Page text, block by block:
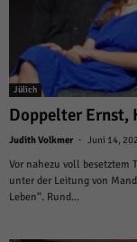
Jülich
Doppelter Ernst,
Judith Volkmer - Juni 14,
Vor nahezu voll besetztem
unter der Leitung von
Leben“. Rund...